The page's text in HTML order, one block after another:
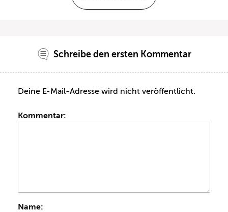
Schreibe den ersten Kommentar
Deine E-Mail-Adresse wird nicht veröffentlicht.
Kommentar:
Name: